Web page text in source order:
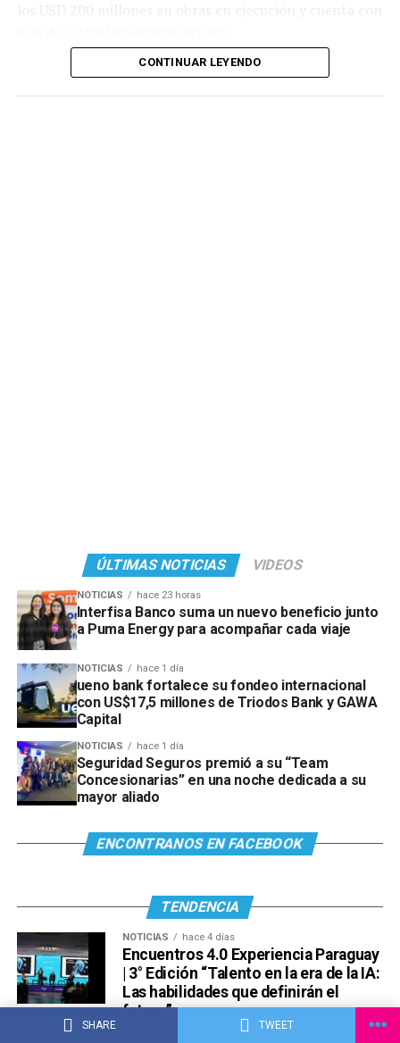
SHARE TWEET
CONTINUAR LEYENDO
ÚLTIMAS NOTICIAS VIDEOS
NOTICIAS hace 23 horas
Interfisa Banco suma un nuevo beneficio junto
a Puma Energy para acompañar cada viaje
NOTICIAS hace 1 día
ueno bank fortalece su fondeo internacional
con US$17,5 millones de Triodos Bank y GAWA
Capital
NOTICIAS hace 1 día
Seguridad Seguros premió a su “Team
Concesionarias” en una noche dedicada a su
mayor aliado
ENCONTRANOS EN FACEBOOK
TENDENCIA
NOTICIAS hace 4 días
Encuentros 4.0 Experiencia Paraguay
| 3° Edición “Talento en la era de la IA:
Las habilidades que definirán el
futuro”